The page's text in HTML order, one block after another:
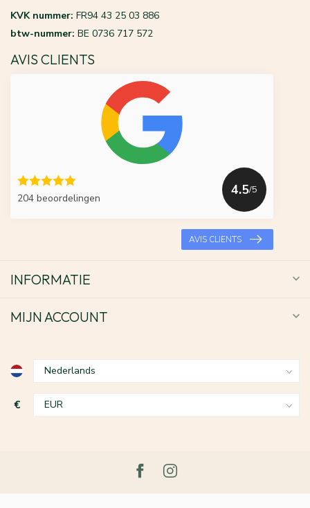
KVK nummer: FR94 43 25 03 886
btw-nummer: BE 0736 717 572
AVIS CLIENTS
204 beoordelingen
4.5/5
AVIS CLIENTS
INFORMATIE
MIJN ACCOUNT
€